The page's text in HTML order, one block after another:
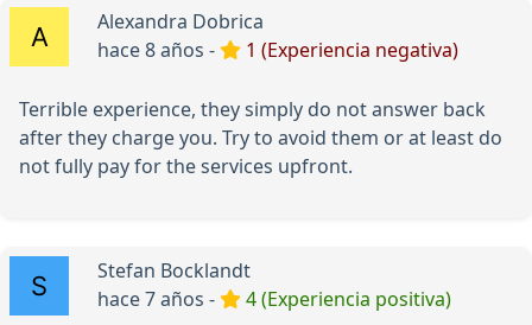
Alexandra Dobrica
hace 8 años -
1 (Experiencia negativa)
Terrible experience, they simply do not answer back
after they charge you. Try to avoid them or at least do
not fully pay for the services upfront.
Stefan Bocklandt
hace 7 años -
4 (Experiencia positiva)